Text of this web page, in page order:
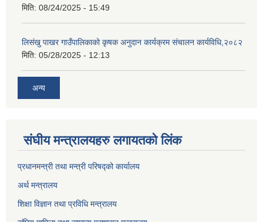
मिति: 08/24/2025 - 15:49
लिसंखु पाखर गाउँपालिकाको कृषक अनुदान कार्यक्रम संचालन कार्यविधि,२०८२
मिति: 05/28/2025 - 12:13
अन्य
संघीय मन्त्रालयहरु लगायतको लिंक
प्रधानमन्त्री तथा मन्त्री परिषद्को कार्यालय
अर्थ मन्त्रालय
शिक्षा विज्ञान तथा प्रविधि मन्त्रालय